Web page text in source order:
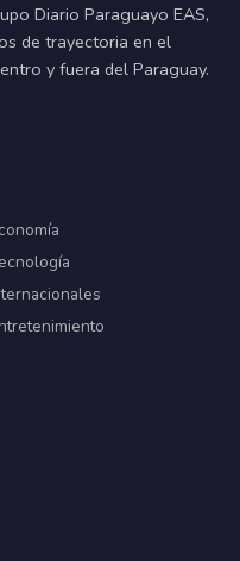
Diario Paraguayo EAS,
de trayectoria en el
y fuera del Paraguay.